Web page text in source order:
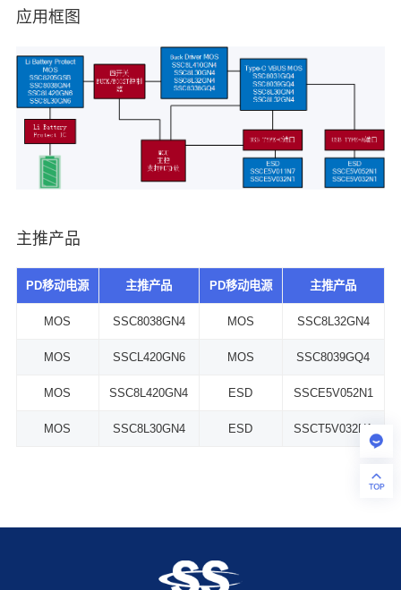
应用框图
主推产品
PD移动电源 主推产品 PD移动电源 主推产品
MOS SSC8038GN4 MOS SSC8L32GN4
MOS SSCL420GN6 MOS SSC8039GQ4
MOS SSC8L420GN4 ESD SSCE5V052N1
MOS SSC8L30GN4 ESD SSCT5V032N1